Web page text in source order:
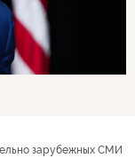
зарубежных СМИ